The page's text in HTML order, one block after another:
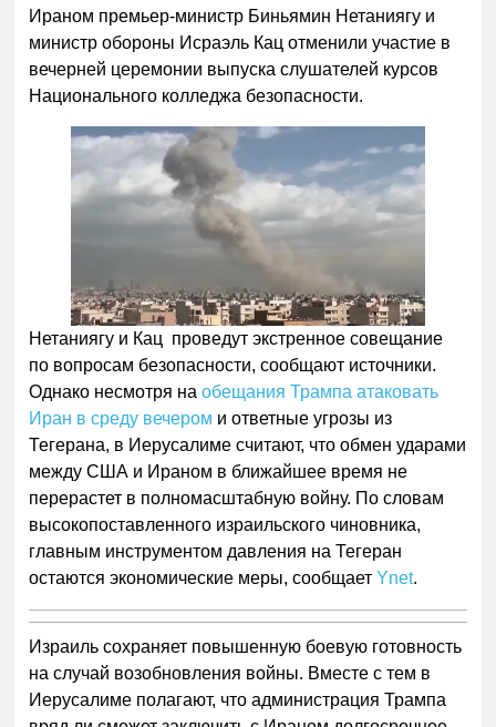
Ираном премьер-министр Биньямин Нетаниягу и
министр обороны Исраэль Кац отменили участие в
вечерней церемонии выпуска слушателей курсов
Национального колледжа безопасности.
Нетаниягу и Кац проведут экстренное совещание
по вопросам безопасности, сообщают источники.
Однако несмотря наобещания Трампа атаковать
Иран в среду вечером и ответные угрозы из
Тегерана, в Иерусалиме считают, что обмен ударами
между США и Ираном в ближайшее время не
перерастет в полномасштабную войну. По словам
высокопоставленного израильского чиновника,
главным инструментом давления на Тегеран
остаются экономические меры, сообщаетYnet.
Израиль сохраняет повышенную боевую готовность
на случай возобновления войны. Вместе с тем в
Иерусалиме полагают, что администрация Трампа